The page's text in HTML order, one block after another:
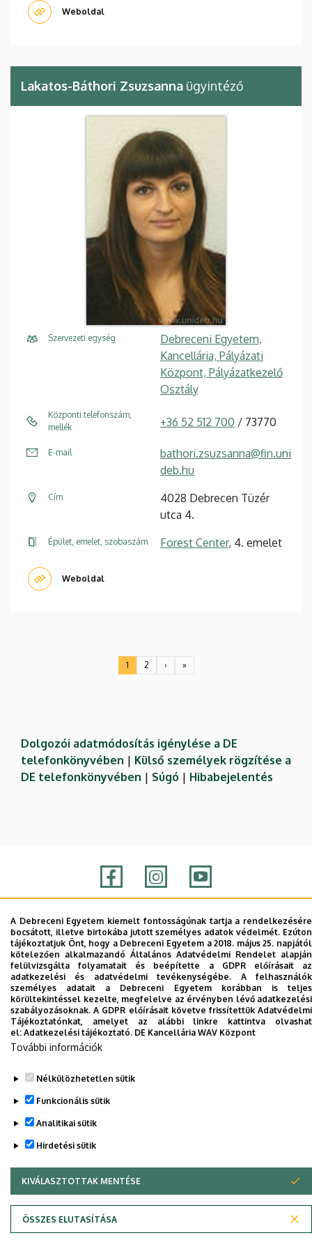
Weboldal
Lakatos-Báthori Zsuzsanna ügyintéző
Szervezeti egység
Debreceni Egyetem,
Kancellária, Pályázati
Központ, Pályázatkezelő
Osztály
Központi telefonszám,
mellék
+36 52 512 700 / 73770
E-mail
bathori.zsuzsanna@fin.uni
deb.hu
Cím
4028 Debrecen Tüzér
utca 4.
Épület, emelet, szobaszám Forest Center, 4. emelet
Weboldal
Jelenlegi
1
Oldal
2 › »
Dolgozói adatmódosítás igénylése a DE
telefonkönyvében | Külső személyek rögzítése a
DE telefonkönyvében | Súgó | Hibabejelentés
Adatvédelem
Adatvédelem
Szerzői jog © 2026 Unideb
A Debreceni Egyetem kiemelt fontosságúnak tartja a rendelkezésére
bocsátott, illetve birtokába jutott személyes adatok védelmét. Ezúton
tájékoztatjuk Önt, hogy a Debreceni Egyetem a 2018. május 25. napjától
kötelezően alkalmazandó Általános Adatvédelmi Rendelet alapján
felülvizsgálta folyamatait és beépítette a GDPR előírásait az
adatkezelési és adatvédelmi tevékenységébe. A felhasználók
személyes adatait a Debreceni Egyetem korábban is teljes
körültekintéssel kezelte, megfelelve az érvényben lévő adatkezelési
szabályozásoknak. A GDPR előírásait követve frissítettük Adatvédelmi
Tájékoztatónkat, amelyet az alábbi linkre kattintva olvashat
el: Adatkezelési tájékoztató. DE Kancellária WAV Központ
További információk
Nélkülözhetetlen sütik
Funkcionális sütik
Analitikai sütik
Hirdetési sütik
KIVÁLASZTOTTAK MENTÉSE
ÖSSZES ELUTASÍTÁSA
WITHDRAW CONSENT